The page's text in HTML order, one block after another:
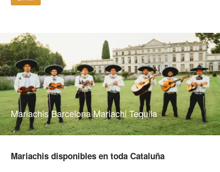
Mariachis Barcelona Mariachi Tequila
Mariachis disponibles en toda Cataluña